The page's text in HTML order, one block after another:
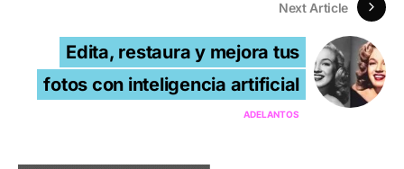
Next Article
Edita, restaura y mejora tus
fotos con inteligencia artificial
ADELANTOS